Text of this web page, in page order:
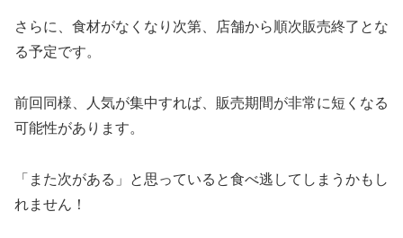
さらに、食材がなくなり次第、店舗から順次販売終了とな
る予定です。
前回同様、人気が集中すれば、販売期間が非常に短くなる
可能性があります。
「また次がある」と思っていると食べ逃してしまうかもし
れません！